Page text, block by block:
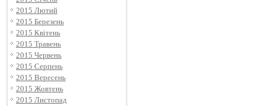
2015 Лютий
2015 Березень
2015 Квітень
2015 Травень
2015 Червень
2015 Серпень
2015 Вересень
2015 Жовтень
2015 Листопад